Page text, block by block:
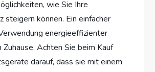
wie Sie Ihre
steigern können. Ein einfacher
energieeffizienter
Zuhause. Achten Sie beim Kauf
darauf, dass sie mit einem